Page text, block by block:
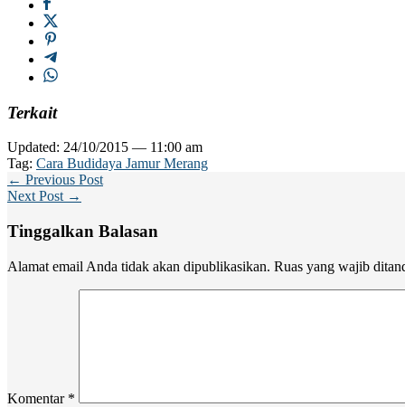
Terkait
Updated: 24/10/2015 — 11:00 am
Tag: Cara Budidaya Jamur Merang
← Previous Post
Next Post →
Tinggalkan Balasan
Alamat email Anda tidak akan dipublikasikan. Ruas yang wajib
Komentar *